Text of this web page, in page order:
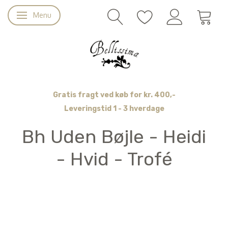
Skifte navigation
Menu
Gratis fragt ved køb for kr. 400,-
Leveringstid 1 - 3 hverdage
Bh Uden Bøjle - Heidi
- Hvid - Trofé